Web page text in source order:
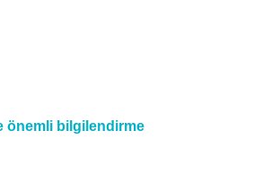
önemli bilgilendirme